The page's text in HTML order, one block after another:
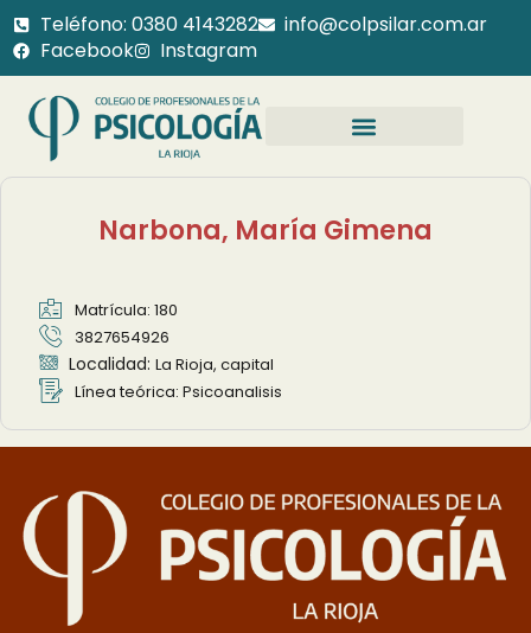
Teléfono: 0380 4143282
info@colpsilar.com.ar
Facebook
Instagram
Narbona, María Gimena
Matrícula: 180
3827654926
Localidad:La Rioja, capital
Línea teórica: Psicoanalisis